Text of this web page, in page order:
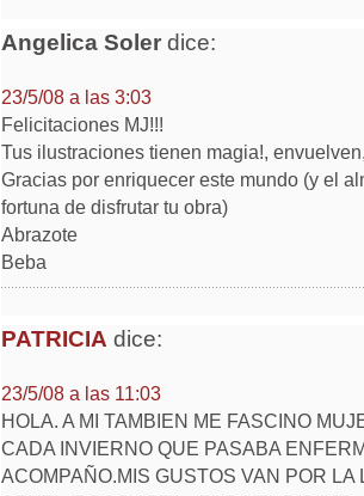
Angelica Solerdice:
23/5/08 a las 3:03
Felicitaciones MJ!!!
Tus ilustraciones tienen magia!,
Gracias por enriquecer este mundo (y el
fortuna de disfrutar tu obra)
Abrazote
Beba
PATRICIA dice:
23/5/08 a las 11:03
HOLA. A MI TAMBIEN ME FASCINO
CADA INVIERNO QUE PASABA
ACOMPAÑO.MIS GUSTOS VAN POR